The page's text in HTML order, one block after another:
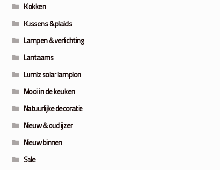
Klokken
Kussens & plaids
Lampen & verlichting
Lantaarns
Lumiz solar lampion
Mooi in de keuken
Natuurlijke decoratie
Nieuw & oud ijzer
Nieuw binnen
Sale